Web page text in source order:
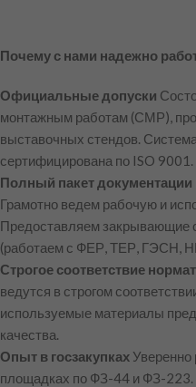
Почему с нами надежно
Официальные допуски
монтажным работам (СМР),
выставочных стендов.
сертифицирована по ISO 9001.
Полный пакет документации
Грамотно ведем рабочую и
Предоставляем
(работаем с ФЕР, ТЕР, ГЭСН,
Строгое соответствие
ведутся в строгом
используемые материалы
качества.
Опыт в госзакупках Уверенно
площадках по ФЗ-44 и ФЗ-223.